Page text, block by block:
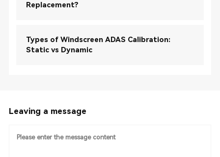
Replacement?
Types of Windscreen ADAS Calibration:
Static vs Dynamic
Leaving a message